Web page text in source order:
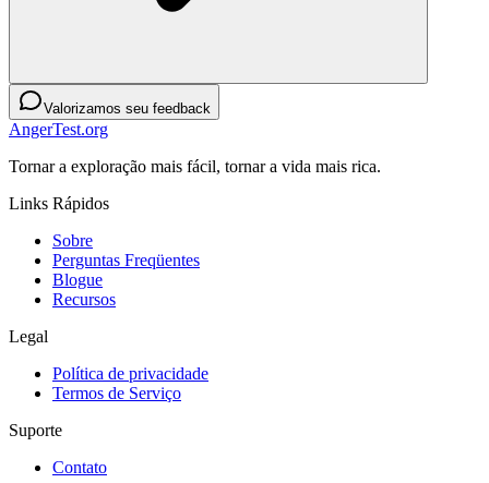
Valorizamos seu feedback
AngerTest.org
Tornar a exploração mais fácil, tornar a vida mais rica.
Links Rápidos
Sobre
Perguntas Freqüentes
Blogue
Recursos
Legal
Política de privacidade
Termos de Serviço
Suporte
Contato